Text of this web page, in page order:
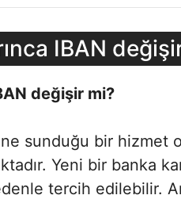
IBAN
değişir mi?
sunduğu bir hizmet
Yeni bir banka
tercih edilebilir.